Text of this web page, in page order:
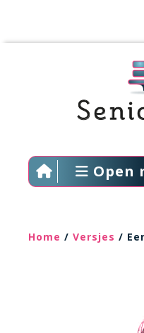
Open
Home / Versjes /